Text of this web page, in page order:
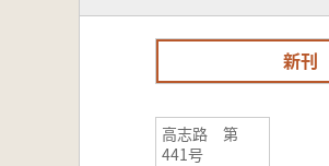
新刊
高志路 第
441号